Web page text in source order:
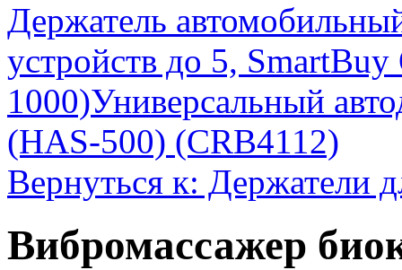
Держатель
устройств до 5,
1000)Универсальный
(HAS-500) (CRB4112)
Вернуться к: Держатели
Вибромассажер